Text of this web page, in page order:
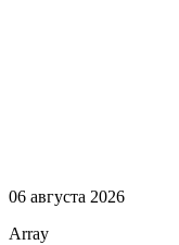
06 августа 2026
Array